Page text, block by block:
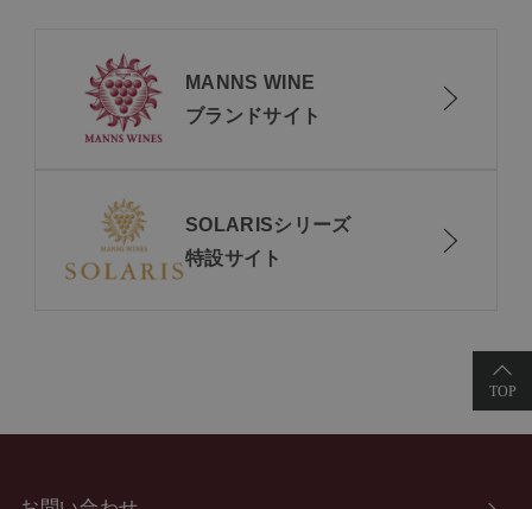
MANNS WINE
ブランドサイト
SOLARISシリーズ
特設サイト